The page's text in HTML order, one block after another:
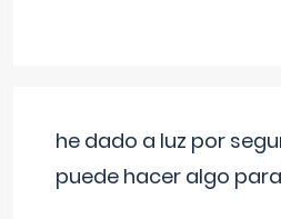
he dado a luz por
puede hacer algo